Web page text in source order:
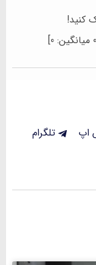
کنید!
0 میانگین: 0
]
اپ
تلگرام